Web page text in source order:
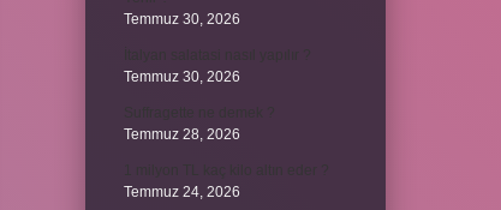
Temmuz 30, 2026
Temmuz 30, 2026
Temmuz 28, 2026
Temmuz 24, 2026